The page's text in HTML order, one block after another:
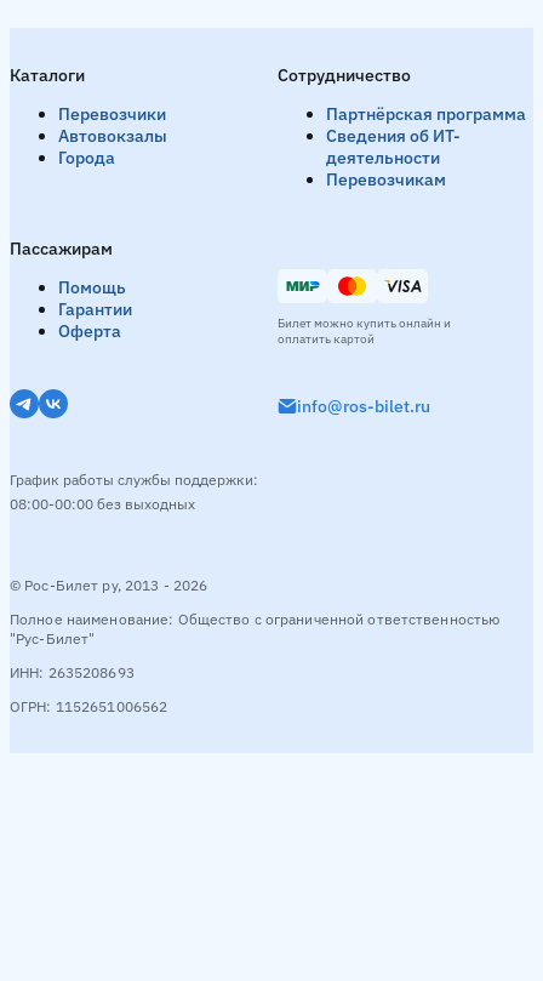
Каталоги
Перевозчики
Автовокзалы
Города
Пассажирам
Помощь
Гарантии
Оферта
Сотрудничество
Партнёрская программа
Сведения об ИТ-
деятельности
Перевозчикам
© Рос-Билет ру, 2013 - 2026
Полное наименование: Общество с ограниченной ответственностью
"Рус-Билет"
ИНН: 2635208693
ОГРН: 1152651006562
info@ros-bilet.ru
График работы службы поддержки:
08:00-00:00 без выходных
Билет можно купить онлайн и
оплатить картой